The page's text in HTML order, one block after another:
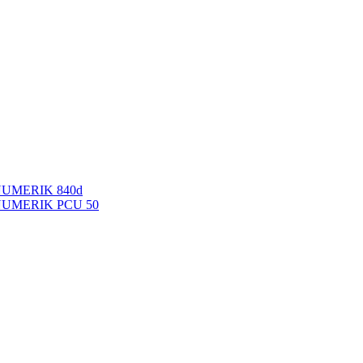
840d
PCU 50